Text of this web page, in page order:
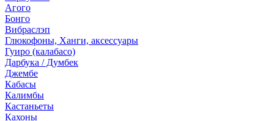
Агого
Бонго
Вибраслэп
Глюкофоны, Ханги, аксессуары
Гуиро (калабасо)
Дарбука / Думбек
Джембе
Кабасы
Калимбы
Кастаньеты
Кахоны